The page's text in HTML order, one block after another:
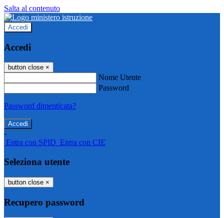
Salta al contenuto
Accedi
Accedi
button close ×
Nome Utente
Password
Password dimenticata?
-
Entra con SPID Entra con CIE
Seleziona utente
button close ×
Recupero password